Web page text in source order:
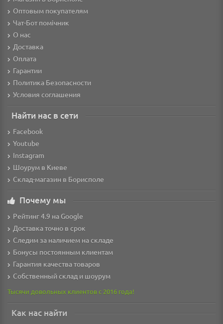
Оптовым покупателям
Чат-Бот помічник
О нас
Доставка
Оплата
Гарантии
Политика Безопасности
Условия соглашения
Найти нас в сети
Facebook
Youtube
Instagram
Шоурум в Киеве
Склад-магазин в Борисполе
Почему мы
Рейтинг 4.9 на Google
Доставка точно в срок
Следим за наличием на складе
Бонусы постоянным клиентам
Гарантия качества товаров
Собственный склад и шоурум
Тысячи довольных клиентов с 2016 года!
Как нас найти